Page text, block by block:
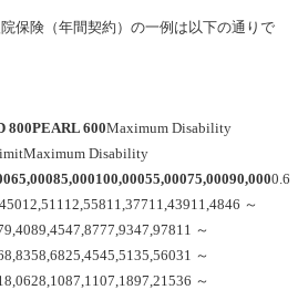
保険（年間契約）の一例は以下の通りで
800PEARL 600Maximum Disability
Disability
65,00085,000100,00055,00075,00090,0000.6
～
～
～
～